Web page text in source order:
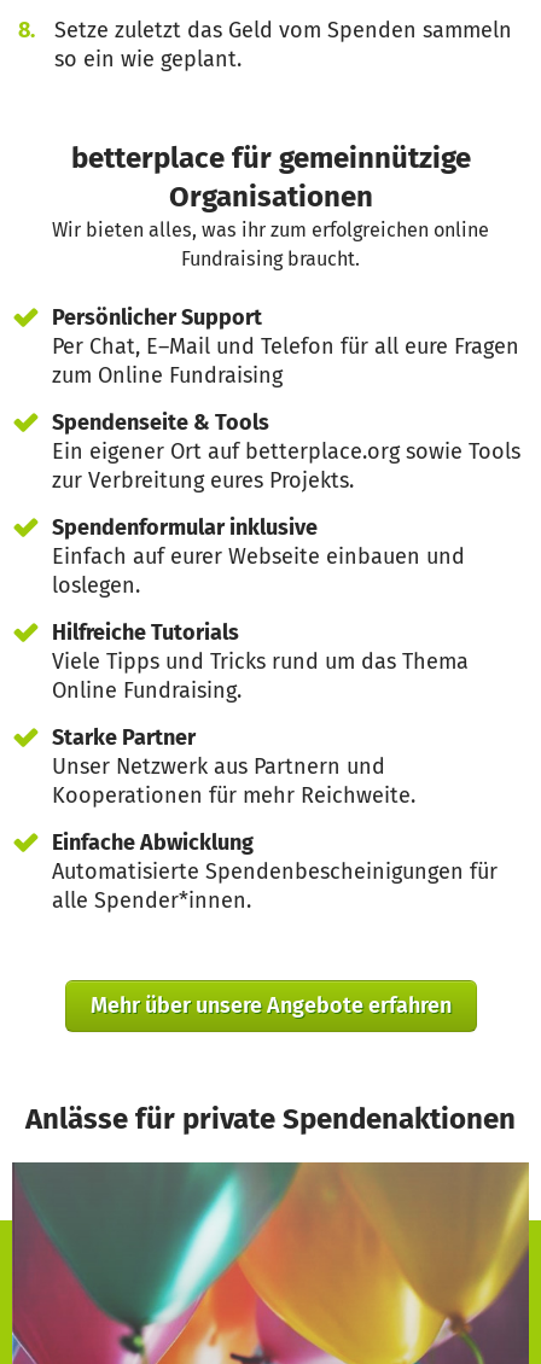
Setze zuletzt das Geld vom Spenden sammeln
so ein wie geplant.
betterplace für gemeinnützige
Organisationen
Wir bieten alles, was ihr zum erfolgreichen online
Fundraising braucht.
Persönlicher Support
Per Chat, E–Mail und Telefon für all eure Fragen
zum Online Fundraising
Spendenseite & Tools
Ein eigener Ort auf betterplace.org sowie Tools
zur Verbreitung eures Projekts.
Spendenformular inklusive
Einfach auf eurer Webseite einbauen und
loslegen.
Hilfreiche Tutorials
Viele Tipps und Tricks rund um das Thema
Online Fundraising.
Starke Partner
Unser Netzwerk aus Partnern und
Kooperationen für mehr Reichweite.
Einfache Abwicklung
Automatisierte Spendenbescheinigungen für
alle Spender*innen.
Mehr über unsere Angebote erfahren
Anlässe für private Spendenaktionen